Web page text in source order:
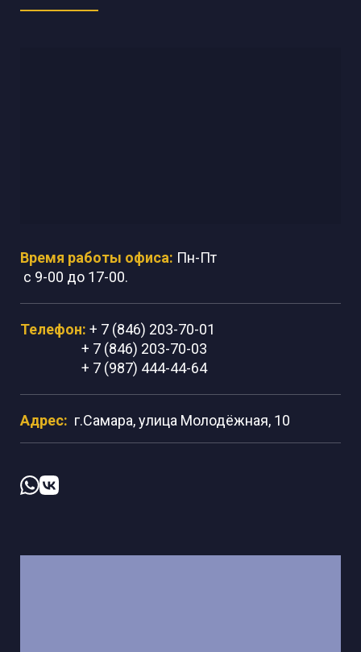
Время работы офиса: Пн-Пт
с 9-00 до 17-00.
Телефон: + 7 (846) 203-70-01
+ 7 (846) 203-70-03
+ 7 (987) 444-44-64
Адрес: г.Самара, улица Молодёжная, 10